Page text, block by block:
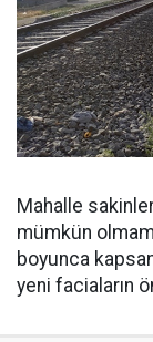
Mahalle
mümkün
boyunca
yeni faciaların